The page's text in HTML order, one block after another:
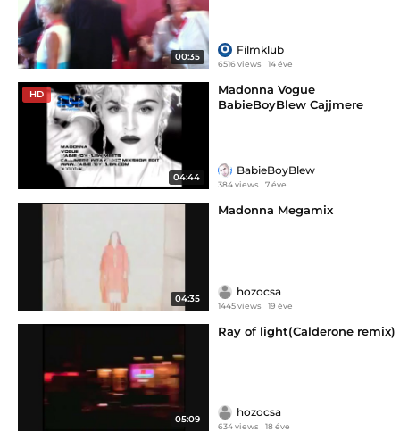
00:35
Filmklub
6516 views 14 éve
HD
04:44
Madonna Vogue
BabieBoyBlew Cajjmere
BabieBoyBlew
384 views 7 éve
04:35
Madonna Megamix
hozocsa
1445 views 19 éve
05:09
Ray of light(Calderone remix)
hozocsa
634 views 18 éve